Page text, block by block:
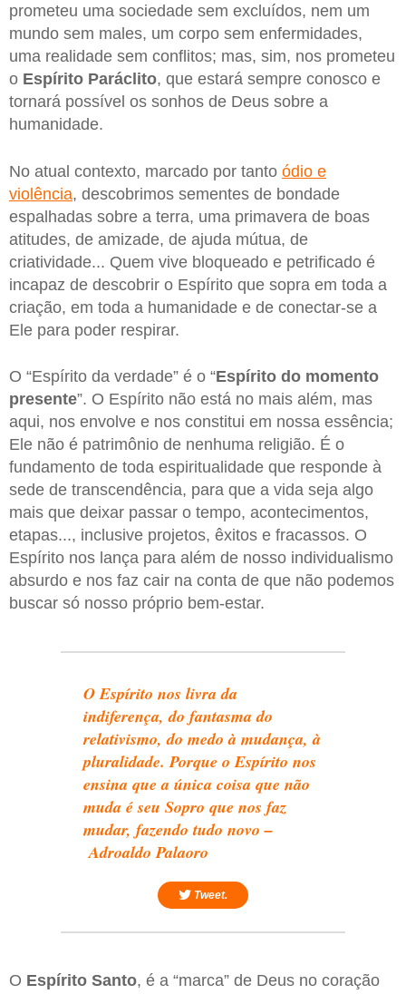
prometeu uma sociedade sem excluídos, nem um
mundo sem males, um corpo sem enfermidades,
uma realidade sem conflitos; mas, sim, nos prometeu
o Espírito Paráclito, que estará sempre conosco e
tornará possível os sonhos de Deus sobre a
humanidade.
No atual contexto, marcado por tanto ódio e
violência, descobrimos sementes de bondade
espalhadas sobre a terra, uma primavera de boas
atitudes, de amizade, de ajuda mútua, de
criatividade... Quem vive bloqueado e petrificado é
incapaz de descobrir o Espírito que sopra em toda a
criação, em toda a humanidade e de conectar-se a
Ele para poder respirar.
O “Espírito da verdade” é o “Espírito do momento
presente”. O Espírito não está no mais além, mas
aqui, nos envolve e nos constitui em nossa essência;
Ele não é patrimônio de nenhuma religião. É o
fundamento de toda espiritualidade que responde à
sede de transcendência, para que a vida seja algo
mais que deixar passar o tempo, acontecimentos,
etapas..., inclusive projetos, êxitos e fracassos. O
Espírito nos lança para além de nosso individualismo
absurdo e nos faz cair na conta de que não podemos
buscar só nosso próprio bem-estar.
O Espírito nos livra da
indiferença, do fantasma do
relativismo, do medo à mudança, à
pluralidade. Porque o Espírito nos
ensina que a única coisa que não
muda é seu Sopro que nos faz
mudar, fazendo tudo novo –
Adroaldo Palaoro
Tweet.
O Espírito Santo, é a “marca” de Deus no coração